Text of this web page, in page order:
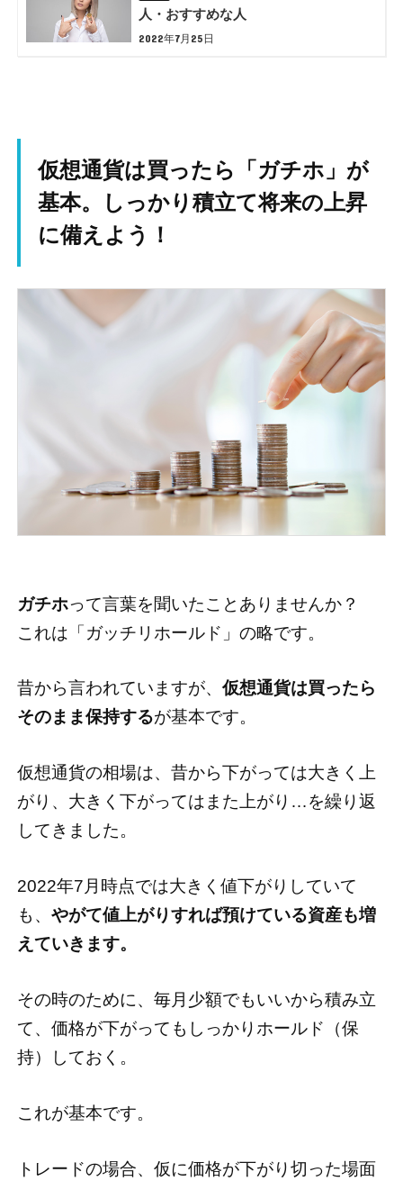
人・おすすめな人
2022年7月25日
仮想通貨は買ったら「ガチホ」が
基本。しっかり積立て将来の上昇
に備えよう！
ガチホって言葉を聞いたことありませんか？
これは「ガッチリホールド」の略です。
昔から言われていますが、 仮想通貨は買ったら
そのまま保持するが基本です。
仮想通貨の相場は、昔から下がっては大きく上
がり、大きく下がってはまた上がり…を繰り返
してきました。
2022年7月時点では大きく値下がりしていて
も、 やがて値上がりすれば預けている資産も増
えていきます。
その時のために、毎月少額でもいいから積み立
て、価格が下がってもしっかりホールド（保
持）しておく。
これが基本です。
トレードの場合、仮に価格が下がり切った場面